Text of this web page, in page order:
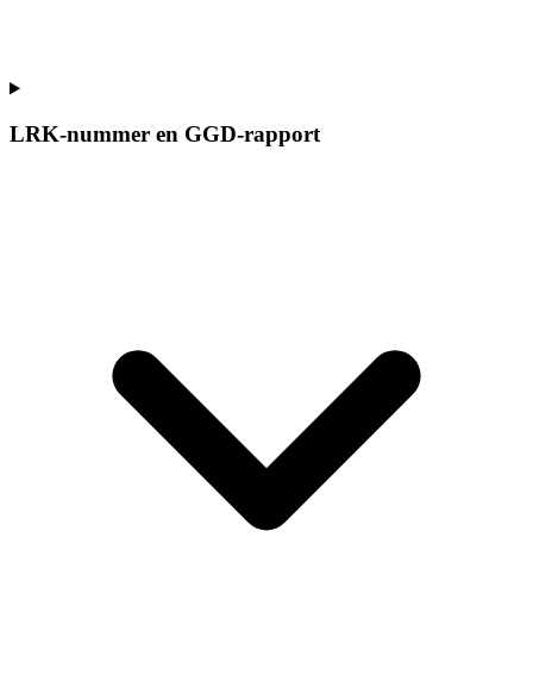
LRK-nummer en GGD-rapport